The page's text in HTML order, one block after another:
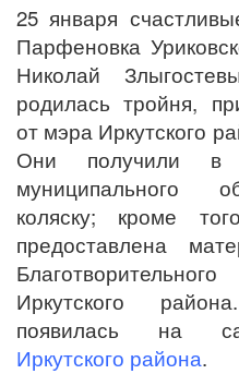
25 января
Парфеновка
Николай
родилась тройня,
от мэра Иркутского
Они получили в
муниципального
коляску; кроме
предоставлена
Иркутского
появилась на
Иркутского района.